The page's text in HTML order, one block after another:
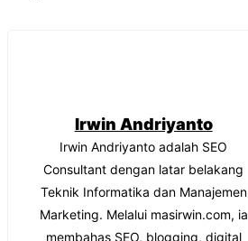
Irwin Andriyanto
Irwin Andriyanto adalah SEO
Consultant dengan latar belakang
Teknik Informatika dan Manajemen
Marketing. Melalui masirwin.com, ia
membahas SEO, blogging, digital